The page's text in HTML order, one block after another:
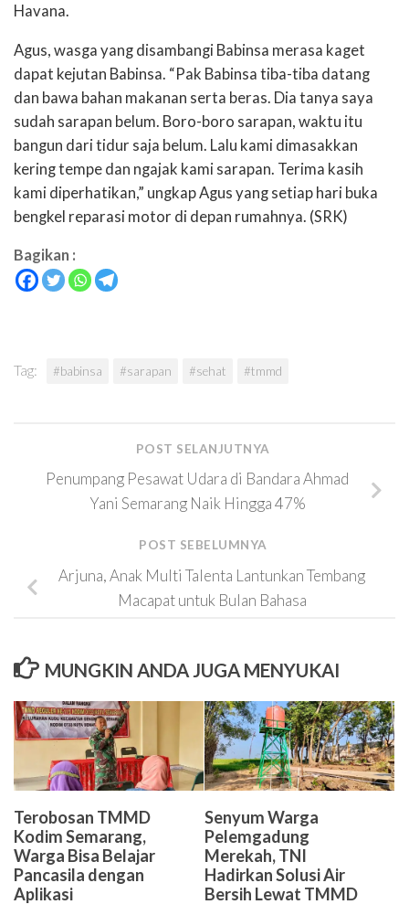
Havana.
Agus, wasga yang disambangi Babinsa merasa kaget
dapat kejutan Babinsa. “Pak Babinsa tiba-tiba datang
dan bawa bahan makanan serta beras. Dia tanya saya
sudah sarapan belum. Boro-boro sarapan, waktu itu
bangun dari tidur saja belum. Lalu kami dimasakkan
kering tempe dan ngajak kami sarapan. Terima kasih
kami diperhatikan,” ungkap Agus yang setiap hari buka
bengkel reparasi motor di depan rumahnya. (SRK)
Bagikan :
Tag: #babinsa #sarapan #sehat #tmmd
POST SELANJUTNYA
Penumpang Pesawat Udara di Bandara Ahmad
Yani Semarang Naik Hingga 47%
POST SEBELUMNYA
Arjuna, Anak Multi Talenta Lantunkan Tembang
Macapat untuk Bulan Bahasa
MUNGKIN ANDA JUGA MENYUKAI
Terobosan TMMD
Kodim Semarang,
Warga Bisa Belajar
Pancasila dengan
Aplikasi
Senyum Warga
Pelemgadung
Merekah, TNI
Hadirkan Solusi Air
Bersih Lewat TMMD